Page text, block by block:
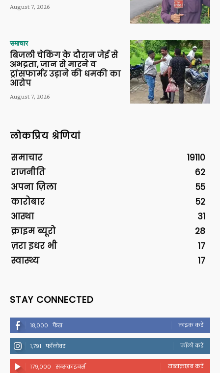
August 7, 2026
समाचार
बिजली चेकिंग के दौरान जेई से
अभद्रता, जान से मारने व
ट्रांसफार्मर उड़ाने की धमकी का
आरोप
August 7, 2026
लोकप्रिय श्रेणियां
समाचार
19110
राजनीति
62
अपना ज़िला
55
कारोबार
52
आस्था
31
क्राइम ब्यूरो
28
ज़रा इधर भी
17
स्वास्थ्य
17
STAY CONNECTED
18,000 फैंस लाइक करें
1,791 फॉलोवर फॉलो करें
179,000 सब्सक्राइबर्स सब्सक्राइब करें